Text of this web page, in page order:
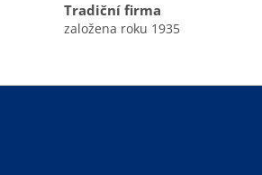
Tradiční firma
založena roku 1935